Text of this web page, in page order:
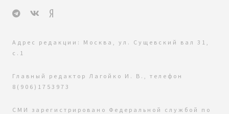
Адрес редакции: Москва, ул. Сущевский вал 31,
с.1
Главный редактор Лагойко И. В., телефон
8(906)1753973
СМИ зарегистрировано Федеральной службой по